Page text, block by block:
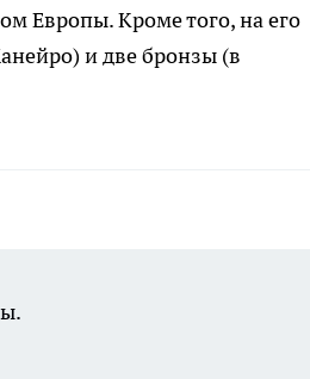
Европы. Кроме того, на его
и две бронзы (в